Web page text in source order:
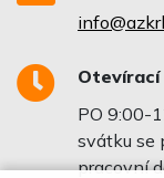
Otevírací
PO 9:00-
svátku se
pracovní